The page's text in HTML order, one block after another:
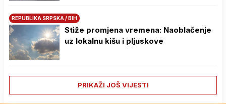
REPUBLIKA SRPSKA / BIH
Stiže promjena vremena: Naoblačenje
uz lokalnu kišu i pljuskove
PRIKAŽI JOŠ VIJESTI